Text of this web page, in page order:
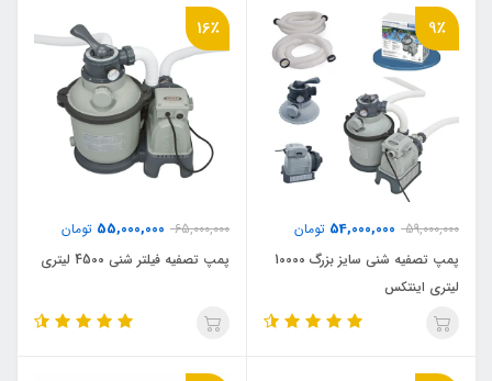
9٪
59,000,000
54,000,000 تومان
پمپ تصفیه شنی سایز بزرگ 10000
لیتری اینتکس
16٪
65,000,000
55,000,000 تومان
پمپ تصفیه فیلتر شنی 4500 لیتری